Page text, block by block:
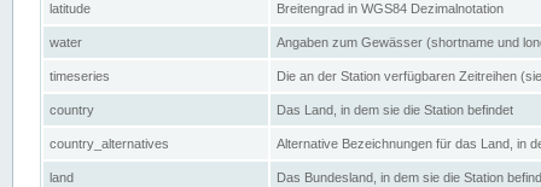
latitude Breitengrad in WGS84 Dezimalnotation
water Angaben zum Gewässer (shortname und
timeseries Die an der Station verfügbaren Zeitreihen
country Das Land, in dem sie die Station befindet
country_alternatives Alternative Bezeichnungen für das Land, in
land Das Bundesland, in dem sie die Station